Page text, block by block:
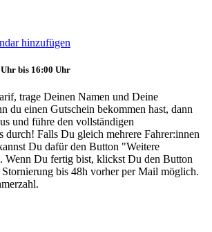
hinzufügen
bis 16:00 Uhr
trage Deinen Namen und Deine
du einen Gutschein bekommen hast, dann
und führe den vollständigen
durch! Falls Du gleich mehrere Fahrer:innen
Du dafür den Button "Weitere
Wenn Du fertig bist, klickst Du den Button
bis 48h vorher per Mail möglich.